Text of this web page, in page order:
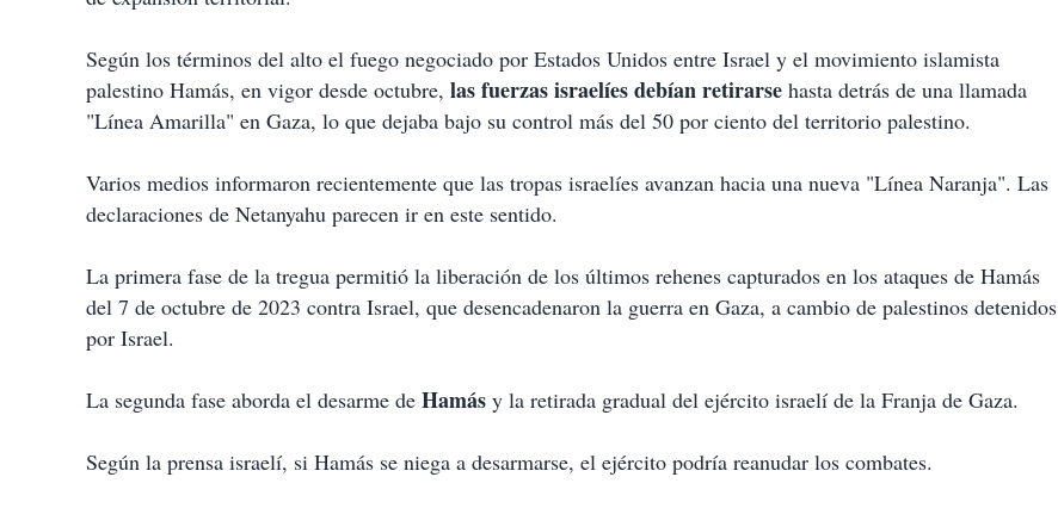
Según los términos del alto el fuego negociado por Estados Unidos entre Israel y el movimiento islamista
palestino Hamás, en vigor desde octubre, las fuerzas israelíes debían retirarse hasta detrás de una llamada
"Línea Amarilla" en Gaza, lo que dejaba bajo su control más del 50 por ciento del territorio palestino.
Varios medios informaron recientemente que las tropas israelíes avanzan hacia una nueva "Línea Naranja". Las
declaraciones de Netanyahu parecen ir en este sentido.
La primera fase de la tregua permitió la liberación de los últimos rehenes capturados en los ataques de Hamás
del 7 de octubre de 2023 contra Israel, que desencadenaron la guerra en Gaza, a cambio de palestinos detenidos
por Israel.
La segunda fase aborda el desarme de Hamás y la retirada gradual del ejército israelí de la Franja de Gaza.
Según la prensa israelí, si Hamás se niega a desarmarse, el ejército podría reanudar los combates.